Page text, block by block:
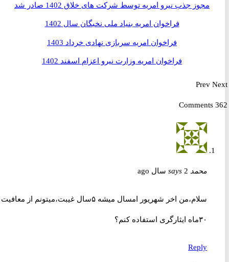
مجوز جذب نیرو امریه توسط شرکت های خلاق 1402 صادر شد
فراخوان امریه بنیاد ملی نخبگان سال 1402
فراخوان امریه سربازی نهادی خرداد 1403
فراخوان امریه وزارت نیرو اعزام اسفند 1402
Prev
محمد says 2 سال ago
سلام،من اخر شهریور امسال میشه ۵سال غیبت،میتونم از معافیت
Reply